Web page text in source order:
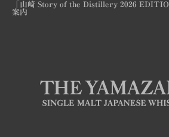
「山崎 Story of the Distillery 2026
案内